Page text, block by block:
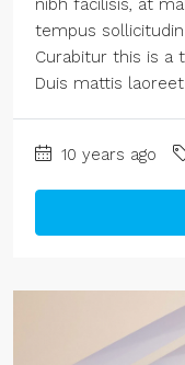
nibh facilisis, at
tempus
Curabitur this is a
Duis mattis
10 years ago